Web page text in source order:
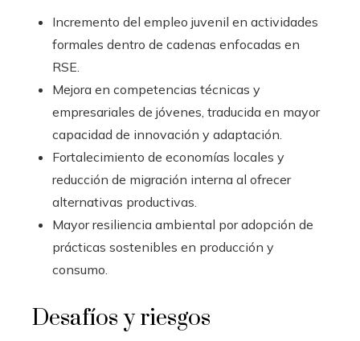
Incremento del empleo juvenil en actividades
formales dentro de cadenas enfocadas en
RSE.
Mejora en competencias técnicas y
empresariales de jóvenes, traducida en mayor
capacidad de innovación y adaptación.
Fortalecimiento de economías locales y
reducción de migración interna al ofrecer
alternativas productivas.
Mayor resiliencia ambiental por adopción de
prácticas sostenibles en producción y
consumo.
Desafíos y riesgos